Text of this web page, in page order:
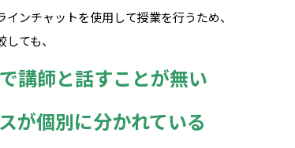
インチャットを使用して授業を行うため、
ても、
講師と話すことが無い
が個別に分かれている